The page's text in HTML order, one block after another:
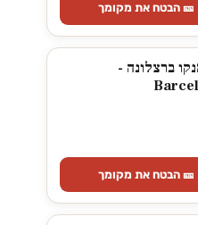
🎫 הבטח את מקומך
ברצלונה -
🎫 הבטח את מקומך